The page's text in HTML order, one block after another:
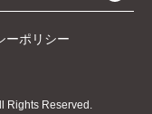
ーポリシー
Rights Reserved.